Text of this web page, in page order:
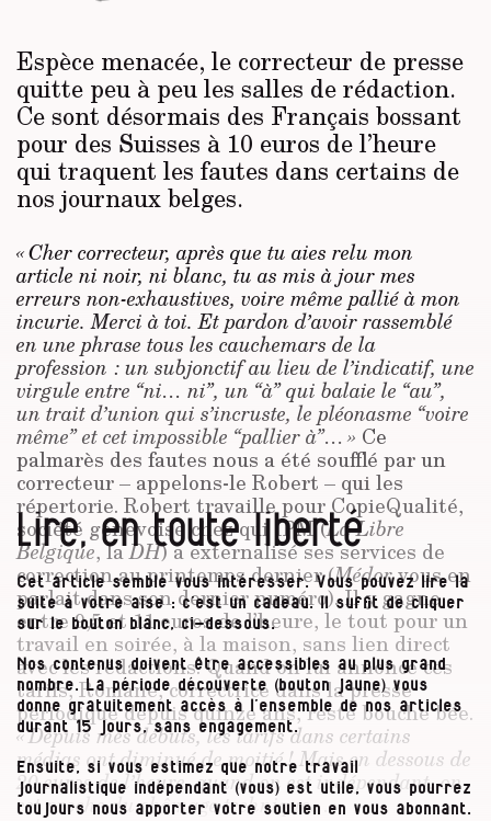
Espèce menacée, le correcteur de presse
quitte peu à peu les salles de rédaction.
Ce sont désormais des Français bossant
pour des Suisses à 10 euros de l’heure
qui traquent les fautes dans certains de
nos journaux belges.
« Cher correcteur, après que tu aies relu mon
article ni noir, ni blanc, tu as mis à jour mes
erreurs non-exhaustives, voire même pallié à mon
incurie. Merci à toi. Et pardon d’avoir rassemblé
en une phrase tous les cauchemars de la
profession : un subjonctif au lieu de l’indicatif, une
virgule entre “ni… ni”, un “à” qui balaie le “au”,
un trait d’union qui s’incruste, le pléonasme “voire
même” et cet impossible “pallier à”… » Ce
palmarès des fautes nous a été soufflé par un
correcteur – appelons-le Robert – qui les
répertorie. Robert travaille pour CopieQualité,
société genevoise chez qui IPM (La Libre
Belgique, laDH) a externalisé ses services de
correction au printemps dernier (Médorvous en
parlait dans son dernier numéro). Il y gagne
entre 9,5 et 11 euros de l’heure, le tout pour un
travail en soirée, à la maison, sans lien direct
avec les rédactions. Quand on lui annonce ces
tarifs, Romane, correctrice dans la presse
périodique depuis quinze ans, reste bouche bée.
« Depuis mes débuts, les tarifs dans certains
médias ont diminué de moitié ! Mais en dessous de
20 euros de l’heure, quand on est indépendant, on
est proche du chômage technique… »
Lire, en toute liberté
Cet article semble vous intéresser. Vous pouvez lire la
suite à votre aise : c’est un cadeau. Il suffit de cliquer
sur le bouton blanc, ci-dessous.
Nos contenus doivent être accessibles au plus grand
nombre. La période découverte (bouton jaune) vous
donne gratuitement accès à l’ensemble de nos articles
durant 15 jours, sans engagement.
Ensuite, si vous estimez que notre travail
journalistique indépendant (vous) est utile, vous pourrez
toujours nous apporter votre soutien en vous abonnant.